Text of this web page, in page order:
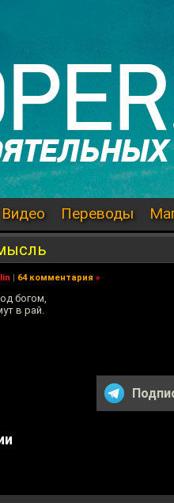
Видео Переводы
| 64 комментария »
богом,
в рай.